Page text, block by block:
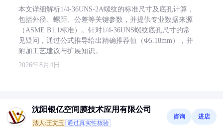
本文详细解析1/4-36UNS-2A螺纹的标准尺寸及底孔计算，
包括外径、螺距、公差等关键参数，并提供专业数据来源
（ASME B1.1标准）。针对1/4-36UNS螺纹底孔尺寸的常
见疑问，通过公式推导给出精确推荐值（Φ5.18mm），并
附加工艺建议与扩展知识。
2026年8月4日
沈阳银亿空间膜技术应用有限公司
法人:王文玉 通过真实性核验
咨询 进店